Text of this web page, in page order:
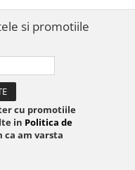
si promotiile
cu promotiile
in Politica de
ca am varsta